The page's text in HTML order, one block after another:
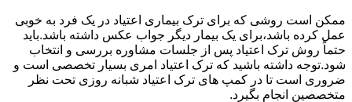
ممکن است روشی که برای ترک بیماری اعتیاد در یک فرد به خوبی
عمل کرده باشد،برای یک بیمار دیگر جواب عکس داشته باشد.باید
حتماً روش ترک اعتیاد پس از جلسات مشاوره بررسی و انتخاب
شود.توجه داشته باشید که ترک اعتیاد امری بسیار تخصصی است و
ضروری است تا در کمپ های ترک اعتیاد شبانه روزی تحت نظر
متخصصین انجام بگیرد.